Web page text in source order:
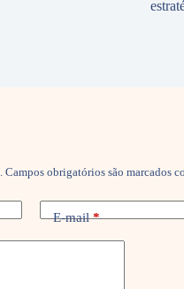
Campos obrigatórios são marcados
E-mail*